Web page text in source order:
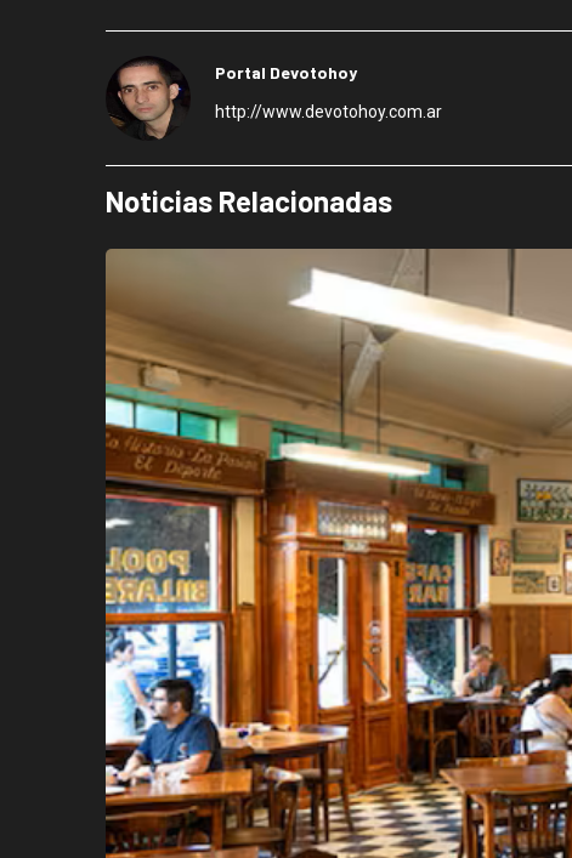
Portal Devotohoy
http://www.devotohoy.com.ar
Noticias Relacionadas